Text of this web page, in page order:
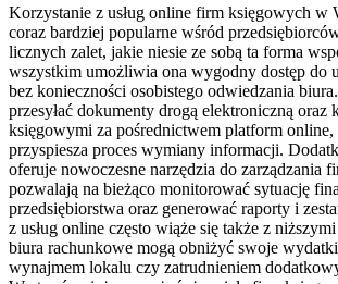
Korzystanie z usług online firm księgowych w
coraz bardziej popularne wśród
licznych zalet, jakie niesie ze sobą ta forma
wszystkim umożliwia ona wygodny dostęp do
bez konieczności osobistego odwiedzania
przesyłać dokumenty drogą elektroniczną oraz
księgowymi za pośrednictwem platform online,
przyspiesza proces wymiany informacji.
oferuje nowoczesne narzędzia do zarządzania
pozwalają na bieżąco monitorować sytuację
przedsiębiorstwa oraz generować raporty i
z usług online często wiąże się także z
biura rachunkowe mogą obniżyć swoje
wynajmem lokalu czy zatrudnieniem